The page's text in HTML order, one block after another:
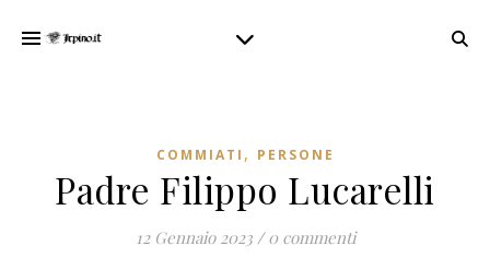
COMMIATI , PERSONE
Padre Filippo Lucarelli
12 Gennaio 2023 / 0 commenti